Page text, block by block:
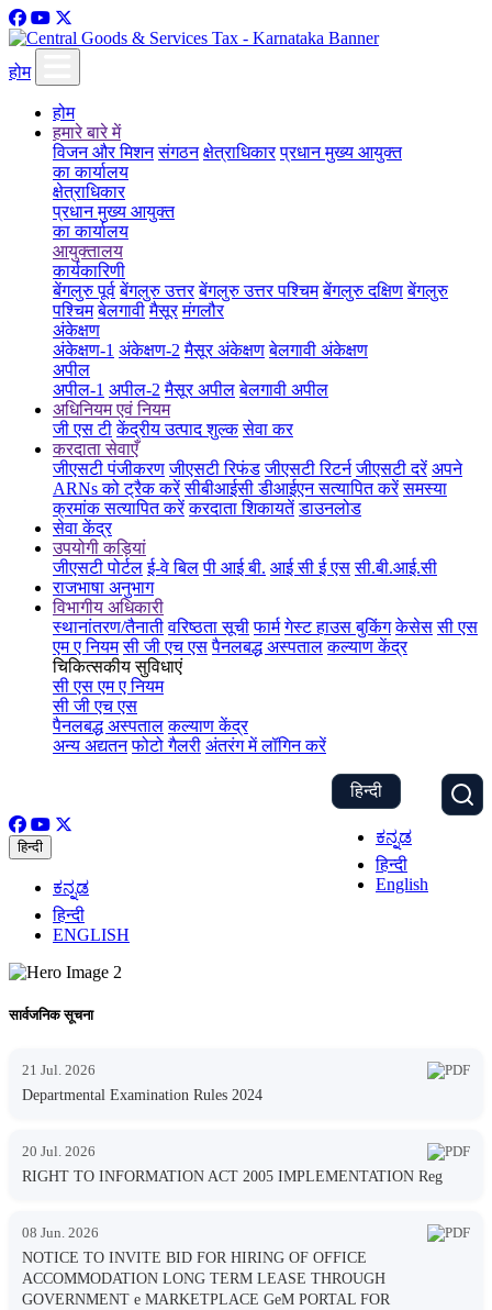
होम
होम
हमारे बारे में
विजन और मिशन संगठन क्षेत्राधिकार प्रधान मुख्य आयुक्त
का कार्यालय
क्षेत्राधिकार
प्रधान मुख्य आयुक्त
का कार्यालय
आयुक्तालय
कार्यकारिणी
बेंगलुरु पूर्व बेंगलुरु उत्तर बेंगलुरु उत्तर पश्चिम बेंगलुरु दक्षिण बेंगलुरु
पश्चिम बेलगावी मैसूर मंगलौर
अंकेक्षण
अंकेक्षण-1 अंकेक्षण-2 मैसूर अंकेक्षण बेलगावी अंकेक्षण
अपील
अपील-1 अपील-2 मैसूर अपील बेलगावी अपील
अधिनियम एवं नियम
जी एस टी केंद्रीय उत्पाद शुल्क सेवा कर
करदाता सेवाएँ
जीएसटी पंजीकरण जीएसटी रिफंड जीएसटी रिटर्न जीएसटी दरें अपने
ARNs को ट्रैक करें सीबीआईसी डीआईएन सत्यापित करें समस्या
क्रमांक सत्यापित करें करदाता शिकायतें डाउनलोड
सेवा केंद्र
उपयोगी कड़ियां
जीएसटी पोर्टल ई-वे बिल पी आई बी. आई सी ई एस सी.बी.आई.सी
राजभाषा अनुभाग
विभागीय अधिकारी
स्थानांतरण/तैनाती वरिष्ठता सूची फार्म गेस्ट हाउस बुकिंग केसेस सी एस
एम ए नियम सी जी एच एस पैनलबद्ध अस्पताल कल्याण केंद्र
चिकित्सकीय सुविधाएं
सी एस एम ए नियम
सी जी एच एस
पैनलबद्ध अस्पताल कल्याण केंद्र
अन्य अद्यतन फोटो गैलरी अंतरंग में लॉगिन करें
हिन्दी
ಕನ್ನಡ
हिन्दी
English
हिन्दी
ಕನ್ನಡ
हिन्दी
ENGLISH
सार्वजनिक सूचना
21 Jul. 2026
Departmental Examination Rules 2024
20 Jul. 2026
RIGHT TO INFORMATION ACT 2005 IMPLEMENTATION Reg
08 Jun. 2026
NOTICE TO INVITE BID FOR HIRING OF OFFICE
ACCOMMODATION LONG TERM LEASE THROUGH
GOVERNMENT e MARKETPLACE GeM PORTAL FOR